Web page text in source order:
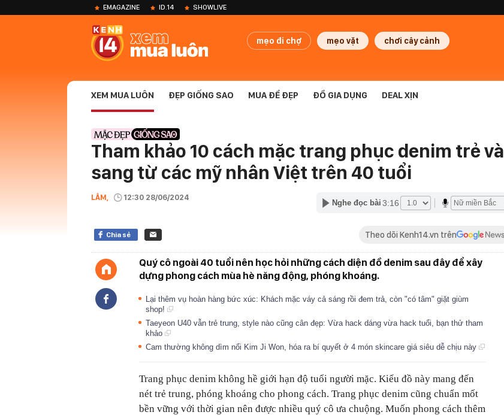
EMAGAZINE ID.14 SHOWLIVE
mẹo đi chợ mẹo vặt chơi cây cảnh
XEM MUA LUÔN ĐẸP GIỐNG SAO MUA ĐỂ ĐẸP ĐỒ GIA DỤNG DEAL XỊN
Tham khảo 10 cách mặc trang phục denim trẻ và
sang từ các mỹ nhân Việt trên 40 tuổi
LÂM, 12:30 28/06/2024
Nghe đọc bài 3:16
Chia sẻ Theo dõi Kenh14.vn trên
Quý cô ngoài 40 tuổi nên học hỏi những cách diện đồ denim sau đây để xây
dựng phong cách mùa hè năng động, phóng khoáng.
Lại thêm vụ hoàn hàng bức xúc: Khách mặc váy cả sáng rồi đem trả, còn "có tâm" giặt giùm
shop!
Taeyeon U40 vẫn trẻ trung, style nào cũng cân đẹp: Vừa hack dáng vừa hack tuổi, bạn thử tham
khảo
Cam thường không dìm nổi Kim Ji Won, hóa ra bí quyết ở 4 món skincare giá siêu dễ chịu này
Trang phục denim không hề giới hạn độ tuổi người mặc. Kiểu đồ này mang đến
nét trẻ trung, phóng khoáng cho phong cách. Trang phục denim cũng chuẩn mốt
bền vững với thời gian nên được nhiều quý cô ưa chuộng. Muốn phong cách thêm